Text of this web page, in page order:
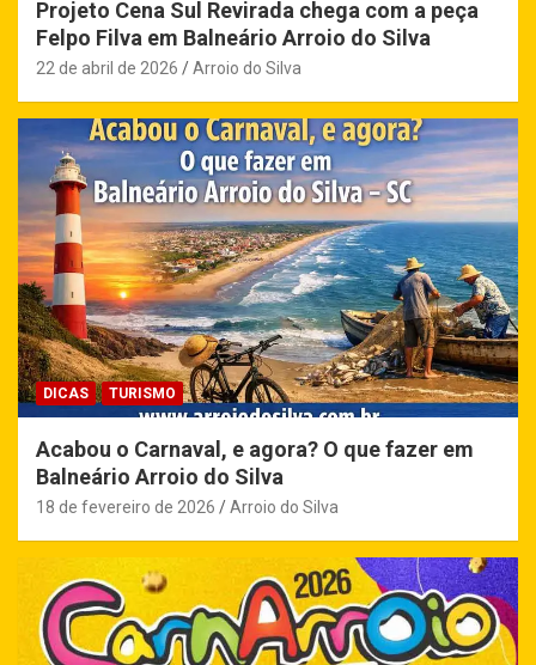
Projeto Cena Sul Revirada chega com a peça
Felpo Filva em Balneário Arroio do Silva
22 de abril de 2026 Arroio do Silva
DICAS TURISMO
Acabou o Carnaval, e agora? O que fazer em
Balneário Arroio do Silva
18 de fevereiro de 2026 Arroio do Silva